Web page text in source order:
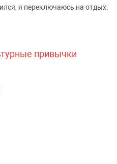
я переключаюсь на отдых.
привычки